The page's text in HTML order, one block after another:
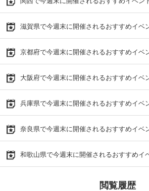
滋賀県で今週末に開催されるおすすめイベ
京都府で今週末に開催されるおすすめイベ
大阪府で今週末に開催されるおすすめイベ
兵庫県で今週末に開催されるおすすめイベ
奈良県で今週末に開催されるおすすめイベ
和歌山県で今週末に開催されるおすすめイ
閲覧履歴